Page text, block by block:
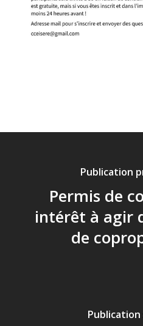
Publication
Permis de
intérêt à agir
de